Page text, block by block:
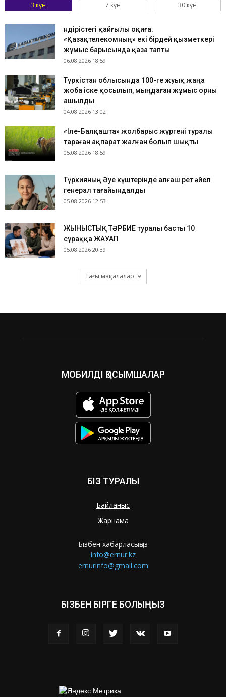
3 күн 7 күн 30 күн
Өндірістегі қайғылы оқиға:
«Қазақтелекомның» екі бірдей қызметкері
жұмыс барысында қаза тапты
06.08.2026 18:59
Түркістан облысында 100-ге жуық жаңа
жоба іске қосылып, мыңдаған жұмыс орны
ашылды
04.08.2026 13:02
«Іле-Балқашта» жолбарыс жүргені туралы
тараған ақпарат жалған болып шықты
05.08.2026 18:59
Түркияның Әуе күштерінде алғаш рет әйел
генерал тағайындалды
05.08.2026 12:53
ЖЫНЫСТЫҚ ТӘРБИЕ туралы басты 10
сұраққа ЖАУАП
05.08.2026 20:39
Тағы мақалалар
МОБИЛДІ ҚОСЫМШАЛАР
БІЗ ТУРАЛЫ
Байланыс
Жарнама
Бізбен хабарласыңыз
info@ernur.kz
ernurinfo@gmail.com
БІЗБЕН БІРГЕ БОЛЫҢЫЗ